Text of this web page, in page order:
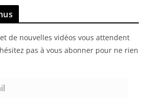
de nouvelles vidéos vous attendent
pas à vous abonner pour ne rien